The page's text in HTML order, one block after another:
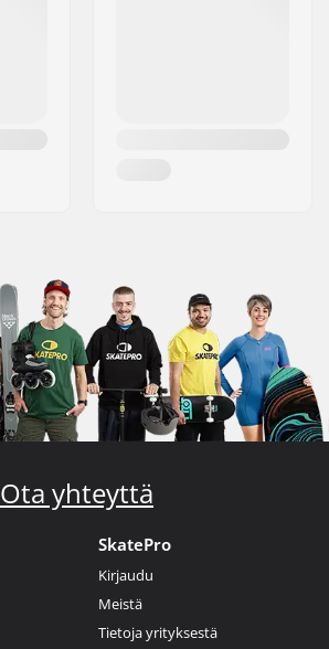
Ota yhteyttä
SkatePro
Kirjaudu
Meistä
Tietoja yrityksestä